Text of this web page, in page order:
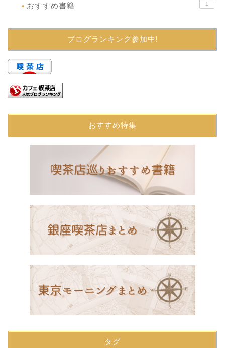
● おすすめ書籍 1
ブログランキング参加中!
おすすめ特集
タグ